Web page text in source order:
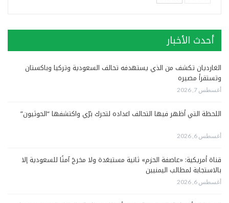
أحدث الأخبار
الغارديان تكشف من الذي يستهدفه تحالف السعودية وتركيا وباكستان
وتستقرأ مصيره
أغسطس 7, 2026
اللحظة التي أظهر فيها التحالف اعداده لتحرك برّي واكتشفها “الحوثيون”
أغسطس 6, 2026
قناة أمريكية: «عاصفة الحزم» ثانية مستبعَدة ولا مخرجَ آمنًا للسعودية إلا
بالاستجابة لمطالب اليمنيين
أغسطس 6, 2026